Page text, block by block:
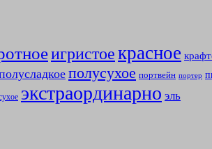
игристоекрасное
полусухое портвейн портер
экстраординарно эль